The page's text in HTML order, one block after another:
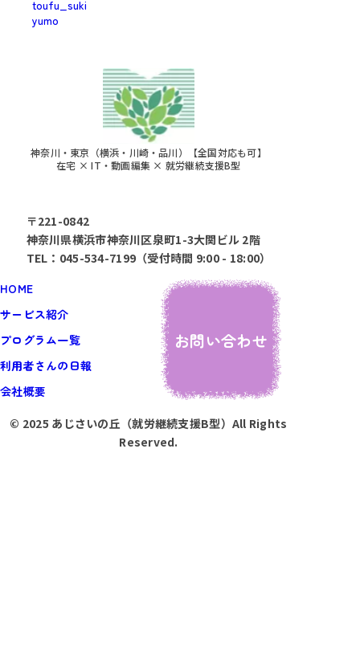
toufu_suki
yumo
神奈川・東京（横浜・川崎・品川）【全国対応も可】
在宅 × IT・動画編集 × 就労継続支援B型
〒221-0842
神奈川県横浜市神奈川区泉町1-3大関ビル 2階
TEL：045-534-7199（受付時間 9:00 - 18:00）
HOME
サービス紹介
プログラム一覧
利用者さんの日報
会社概要
お問い合わせ
© 2025 あじさいの丘（就労継続支援B型）All Rights
Reserved.